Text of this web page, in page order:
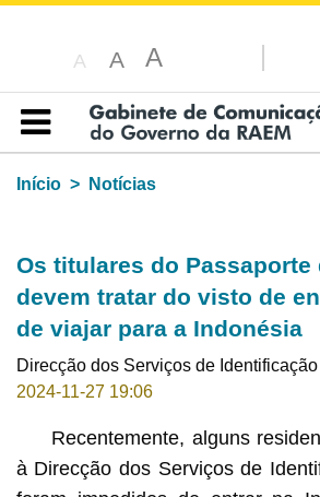
A A A
Índice
Início
Notícias
Os titulares do Passaporte
devem tratar do visto de
de viajar para a Indonésia
Direcção dos Serviços de Identificação
2024-11-27 19:06
Recentemente, alguns
à Direcção dos Serviços de